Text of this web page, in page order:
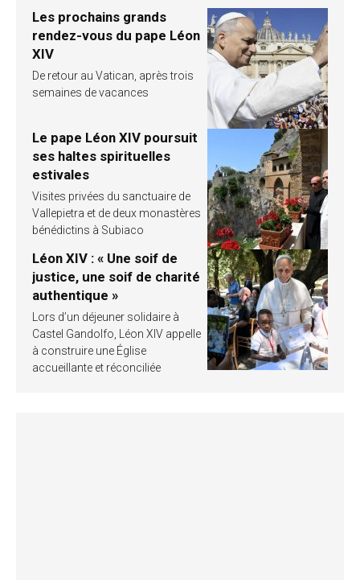
Les prochains grands
rendez-vous du pape Léon
XIV
De retour au Vatican, après trois
semaines de vacances
Le pape Léon XIV poursuit
ses haltes spirituelles
estivales
Visites privées du sanctuaire de
Vallepietra et de deux monastères
bénédictins à Subiaco
Léon XIV : « Une soif de
justice, une soif de charité
authentique »
Lors d’un déjeuner solidaire à
Castel Gandolfo, Léon XIV appelle
à construire une Église
accueillante et réconciliée